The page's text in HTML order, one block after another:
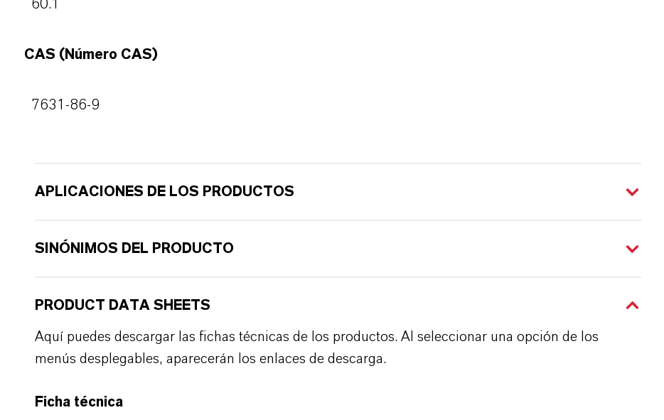
60.1
CAS (Número CAS)
7631-86-9
APLICACIONES DE LOS PRODUCTOS
SINÓNIMOS DEL PRODUCTO
PRODUCT DATA SHEETS
Aquí puedes descargar las fichas técnicas de los productos. Al seleccionar una opción de los
menús desplegables, aparecerán los enlaces de descarga.
Ficha técnica